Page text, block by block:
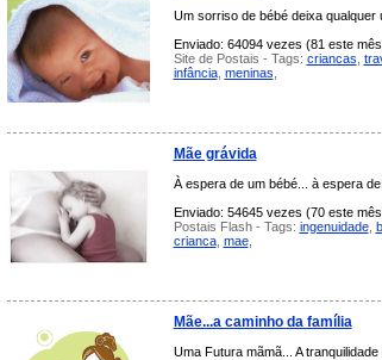
Um sorriso de bébé deixa qualquer
Enviado: 64094 vezes (81 este
Site de Postais - Tags: criancas
infância, meninas
Mãe grávida
À espera de um bébé... à espera
Enviado: 54645 vezes (70 este
Postais Flash - Tags: ingenuidade,
crianca, mae,
Mãe...a caminho da família
Uma Futura mãmã... A